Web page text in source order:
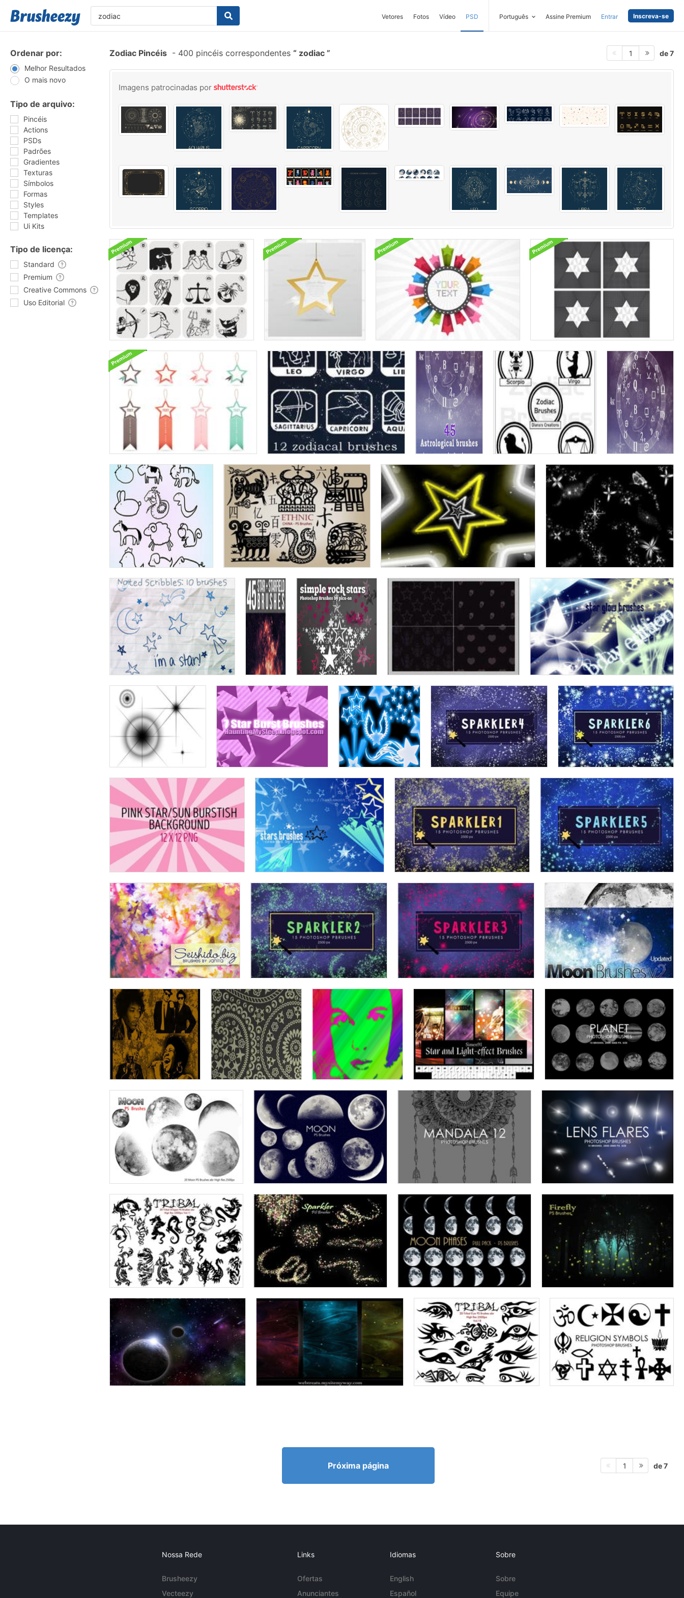
Vetores Fotos Vídeo PSD Português Assine Premium Entrar Inscreva-se
Ordenar por:
Melhor Resultados
O mais novo
Tipo de arquivo:
Pincéis
Actions
PSDs
Padrões
Gradientes
Texturas
Símbolos
Formas
Styles
Templates
Ui Kits
Tipo de licença:
Standard
Premium
Creative Commons
Uso Editorial
Zodiac Pincéis - 400 pincéis correspondentes zodiac 1 de 7
Imagens patrocinadas por
Próxima página 1 de 7
Nossa Rede
Brusheezy
Vecteezy
Links
Ofertas
Anunciantes
Idiomas
English
Español
Sobre
Sobre
Equipe